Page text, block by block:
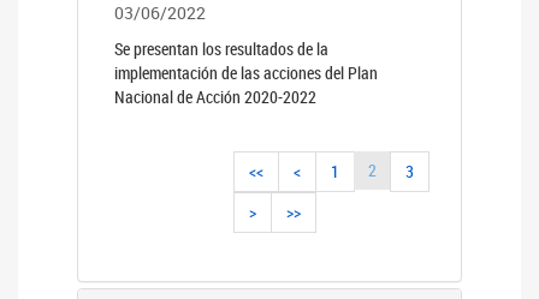
03/06/2022
Se presentan los resultados de la
implementación de las acciones del Plan
Nacional de Acción 2020-2022
<< < 1 2
3
>
>>